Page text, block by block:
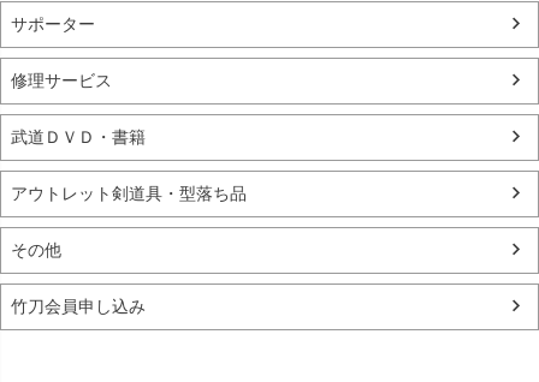
サポーター
修理サービス
武道ＤＶＤ・書籍
アウトレット剣道具・型落ち品
その他
竹刀会員申し込み